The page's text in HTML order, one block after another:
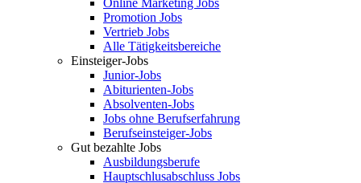
Online Marketing Jobs
Promotion Jobs
Vertrieb Jobs
Alle Tätigkeitsbereiche
Einsteiger-Jobs
Junior-Jobs
Abiturienten-Jobs
Absolventen-Jobs
Jobs ohne Berufserfahrung
Berufseinsteiger-Jobs
Gut bezahlte Jobs
Ausbildungsberufe
Hauptschlusabschluss Jobs